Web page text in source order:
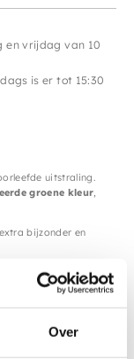
Over
en vrijdag van 10
is er tot 15:30
uitstraling.
groene kleur,
bijzonder en